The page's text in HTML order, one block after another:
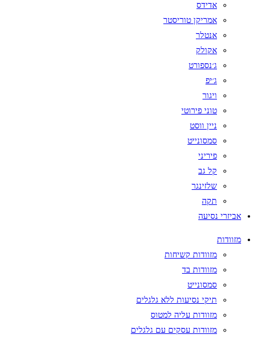
אדידס
אמריקן טוריסטר
אנטלר
אקולק
ג׳נספורט
ג׳יפ
ויגור
טוני פירוטי
ניין ווסט
סמסונייט
פיריני
קל גב
שלזינגר
תקה
אביזרי נסיעה
מזוודות
מזוודות קשיחות
מזוודות בד
סמסונייט
תיקי נסיעות ללא גלגלים
מזוודות עליה למטוס
מזוודות עסקים עם גלגלים